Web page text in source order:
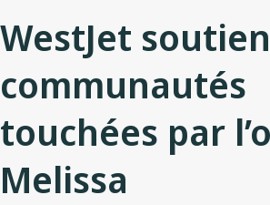
WestJet
communautés
touchées par
Melissa